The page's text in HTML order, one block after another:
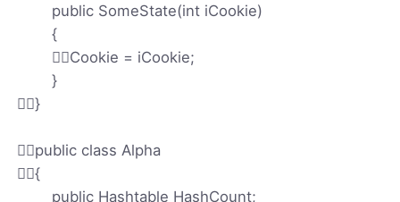
public SomeState(int iCookie)
{
Cookie = iCookie;
}
}
public class Alpha
{
public Hashtable HashCount;